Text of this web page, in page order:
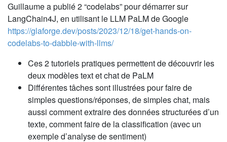
Guillaume a publié 2 “codelabs” pour démarrer sur
LangChain4J, en utilisant le LLM PaLM de Google
https://glaforge.dev/posts/2023/12/18/get-hands-on-
codelabs-to-dabble-with-llms/
Ces 2 tutoriels pratiques permettent de découvrir les
deux modèles text et chat de PaLM
Différentes tâches sont illustrées pour faire de
simples questions/réponses, de simples chat, mais
aussi comment extraire des données structurées d’un
texte, comment faire de la classification (avec un
exemple d’analyse de sentiment)